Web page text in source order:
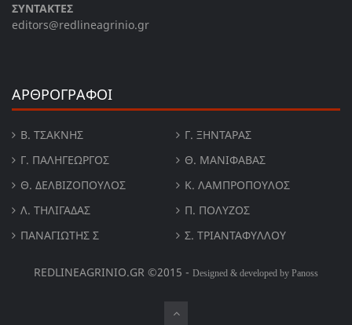
ΣΥΝΤΑΚΤΕΣ
editors@redlineagrinio.gr
ΑΡΘΡΟΓΡΑΦΟΙ
Β. ΤΣΆΚΝΗΣ
Γ. ΞΗΝΤΆΡΑΣ
Γ. ΠΑΛΗΓΕΏΡΓΟΣ
Θ. ΜΑΝΙΦΑΒΑΣ
Θ. ΔΕΛΒΙΖΌΠΟΥΛΟΣ
Κ. ΛΑΜΠΡΟΠΟΥΛΟΣ
Λ. ΤΗΛΙΓΑΔΑΣ
Π. ΠΟΛΎΖΟΣ
ΠΑΝΑΓΙΏΤΗΣ Σ
Σ. ΤΡΙΑΝΤΑΦΥΛΛΟΥ
REDLINEAGRINIO.GR ©2015 - Designed & developed by Panoss